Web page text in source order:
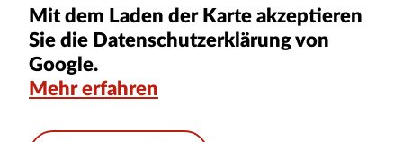
Mit dem Laden der Karte akzeptieren
Sie die Datenschutzerklärung von
Google.
Mehr erfahren